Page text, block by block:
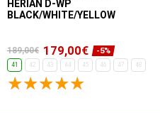
HERIAN D-WP
BLACK/WHITE/YELLOW
189,00€ 179,00€ -5%
41 42 43 44 45 46 47 48